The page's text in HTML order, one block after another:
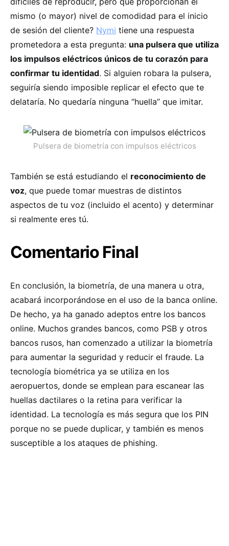
mismo (o mayor) nivel de comodidad para el inicio
de sesión del cliente? Nymi tiene una respuesta
prometedora a esta pregunta: una pulsera que utiliza
los impulsos eléctricos únicos de tu corazón para
confirmar tu identidad. Si alguien robara la pulsera,
seguiría siendo imposible replicar el efecto que te
delataría. No quedaría ninguna “huella” que imitar.
Pulsera de biometría con impulsos eléctricos
También se está estudiando el reconocimiento de
voz, que puede tomar muestras de distintos
aspectos de tu voz (incluido el acento) y determinar
si realmente eres tú.
Comentario Final
En conclusión, la biometría, de una manera u otra,
acabará incorporándose en el uso de la banca online.
De hecho, ya ha ganado adeptos entre los bancos
online. Muchos grandes bancos, como PSB y otros
bancos rusos, han comenzado a utilizar la biometría
para aumentar la seguridad y reducir el fraude. La
tecnología biométrica ya se utiliza en los
aeropuertos, donde se emplean para escanear las
huellas dactilares o la retina para verificar la
identidad. La tecnología es más segura que los PIN
porque no se puede duplicar, y también es menos
susceptible a los ataques de phishing.